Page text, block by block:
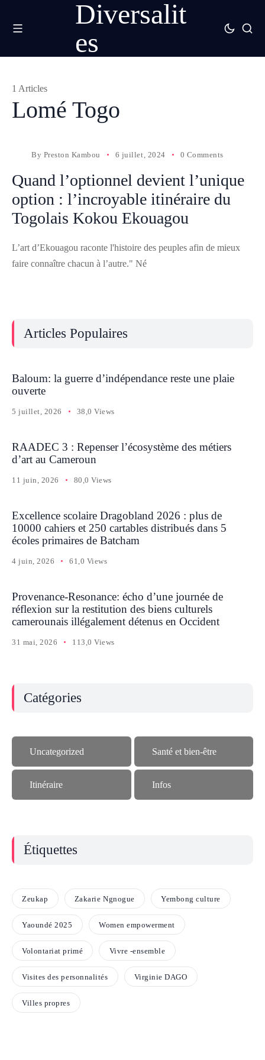
Diversalit
es
Lomé Togo
1 Articles
By Preston Kambou 6 juillet, 2024 0 Comments
Quand l’optionnel devient l’unique
option : l’incroyable itinéraire du
Togolais Kokou Ekouagou
L’art d’Ekouagou raconte l'histoire des peuples afin de mieux
faire connaître chacun à l’autre." Né
Articles Populaires
Baloum: la guerre d’indépendance reste une plaie
ouverte
5 juillet, 2026 38,0 Views
RAADEC 3 : Repenser l’écosystème des métiers
d’art au Cameroun
11 juin, 2026 80,0 Views
Excellence scolaire Dragobland 2026 : plus de
10000 cahiers et 250 cartables distribués dans 5
écoles primaires de Batcham
4 juin, 2026 61,0 Views
Provenance-Resonance: écho d’une journée de
réflexion sur la restitution des biens culturels
camerounais illégalement détenus en Occident
31 mai, 2026 113,0 Views
Catégories
Uncategorized Santé et bien-être
Itinéraire Infos
Étiquettes
Zeukap Zakarie Ngnogue Yembong culture
Yaoundé 2025 Women empowerment
Volontariat primé Vivre -ensemble
Visites des personnalités Virginie DAGO
Villes propres